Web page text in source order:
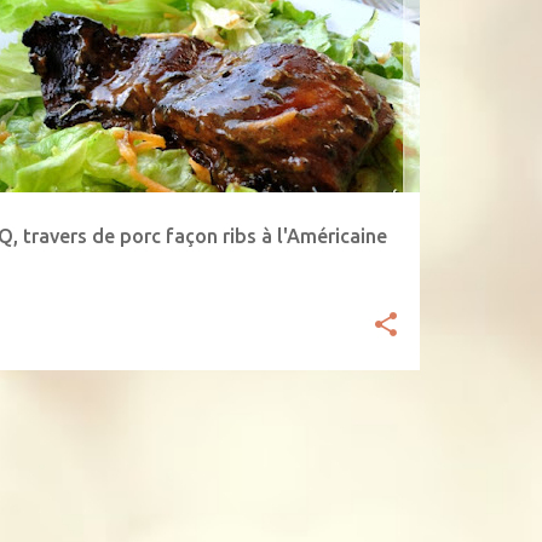
travers de porc façon ribs à l'Américaine
PORC VIANDE